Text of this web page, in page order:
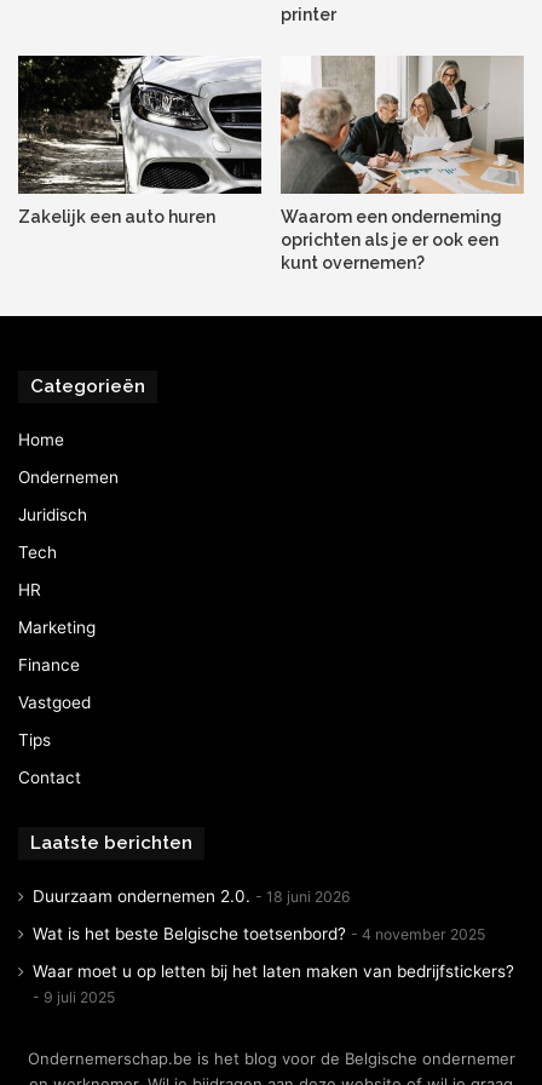
printer
Zakelijk een auto huren
Waarom een onderneming
oprichten als je er ook een
kunt overnemen?
Categorieën
Home
Ondernemen
Juridisch
Tech
HR
Marketing
Finance
Vastgoed
Tips
Contact
Laatste berichten
Duurzaam ondernemen 2.0. 18 juni 2026
Wat is het beste Belgische toetsenbord? 4 november 2025
Waar moet u op letten bij het laten maken van bedrijfstickers?
9 juli 2025
Ondernemerschap.be is het blog voor de Belgische ondernemer